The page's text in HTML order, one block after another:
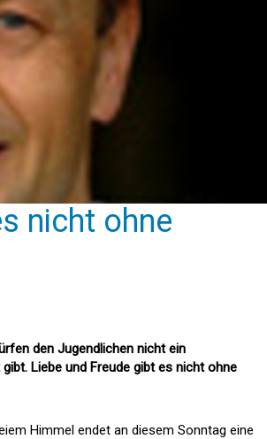
nicht ohne
den Jugendlichen nicht ein
Liebe und Freude gibt es nicht ohne
Himmel endet an diesem Sonntag eine